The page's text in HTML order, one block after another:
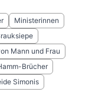
Ministerinnen
Mann und Frau
Brücher
Simonis